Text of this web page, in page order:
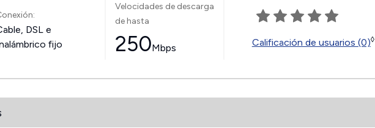
DSL e
fijo
Velocidades de descarga
de hasta
250Mbps Calificación de usuarios (0)◊